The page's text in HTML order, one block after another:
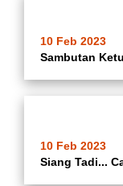
10 Feb 2023
10 Feb 2023